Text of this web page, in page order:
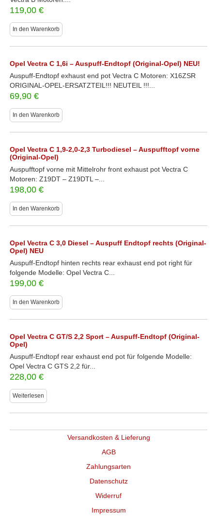
119,00 €
In den Warenkorb
Opel Vectra C 1,6i – Auspuff-Endtopf (Original-Opel) NEU!
Auspuff-Endtopf exhaust end pot Vectra C Motoren: X16ZSR
ORIGINAL-OPEL-ERSATZTEIL!!! NEUTEIL !!!...
69,90 €
In den Warenkorb
Opel Vectra C 1,9-2,0-2,3 Turbodiesel – Auspufftopf vorne
(Original-Opel)
Auspufftopf vorne mit Mittelrohr front exhaust pot Vectra C
Motoren: Z19DT – Z19DTL –...
198,00 €
In den Warenkorb
Opel Vectra C 3,0 Diesel – Auspuff Endtopf rechts (Original-
Opel) NEU
Auspuff-Endtopf hinten rechts rear exhaust end pot right für
folgende Modelle: Opel Vectra C...
199,00 €
In den Warenkorb
Opel Vectra C GT/S 2,2 Sport – Auspuff-Endtopf (Original-
Opel)
Auspuff-Endtopf rear exhaust end pot für folgende Modelle:
Opel Vectra C GTS 2,2 für...
228,00 €
Weiterlesen
Versandkosten & Lieferung
AGB
Zahlungsarten
Datenschutz
Widerruf
Impressum